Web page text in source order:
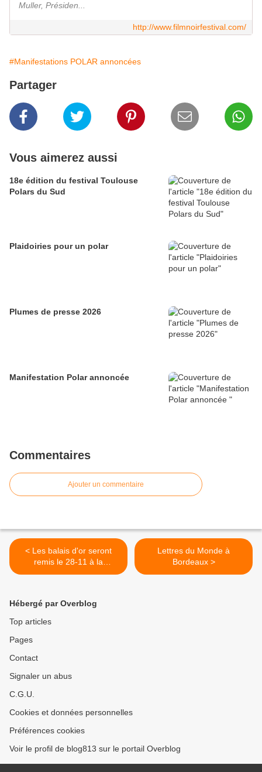
Muller, Présiden...
http://www.filmnoirfestival.com/
#Manifestations POLAR annoncées
Partager
Vous aimerez aussi
18e édition du festival Toulouse
Polars du Sud
Plaidoiries pour un polar
Plumes de presse 2026
Manifestation Polar annoncée
Commentaires
Ajouter un commentaire
< Les balais d'or seront
remis le 28-11 à la
Bibliothèque Parmentier
Lettres du Monde à
Bordeaux >
Hébergé par Overblog
Top articles
Pages
Contact
Signaler un abus
C.G.U.
Cookies et données personnelles
Préférences cookies
Voir le profil de blog813 sur le portail Overblog